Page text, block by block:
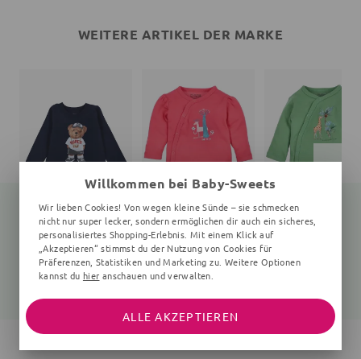
WEITERE ARTIKEL DER MARKE
Langarmshirt Teddybär
navy
25,99 €
Wickelbody Wald
0-6 Monate, pink
15,05 € 19,99 €
Wickelbody Giraffe
0-6 Monate, grün
Willkommen bei Baby-Sweets
Wir lieben Cookies! Von wegen kleine Sünde – sie schmecken
nicht nur super lecker, sondern ermöglichen dir auch ein sicheres,
personalisiertes Shopping-Erlebnis. Mit einem Klick auf
„Akzeptieren“ stimmst du der Nutzung von Cookies für
Präferenzen, Statistiken und Marketing zu. Weitere Optionen
kannst du hier anschauen und verwalten.
ALLE AKZEPTIEREN